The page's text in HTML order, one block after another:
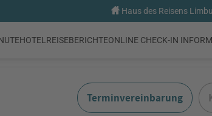
Haus des Reisens
HOTEL REISEBERICHTEONLINE CHECK-IN
Terminvereinbarung